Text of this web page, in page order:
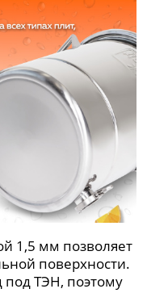
1,5 мм позволяет
поверхности.
под ТЭН, поэтому